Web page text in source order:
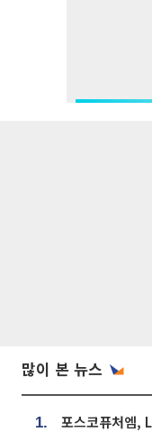
많이 본 뉴스
1.